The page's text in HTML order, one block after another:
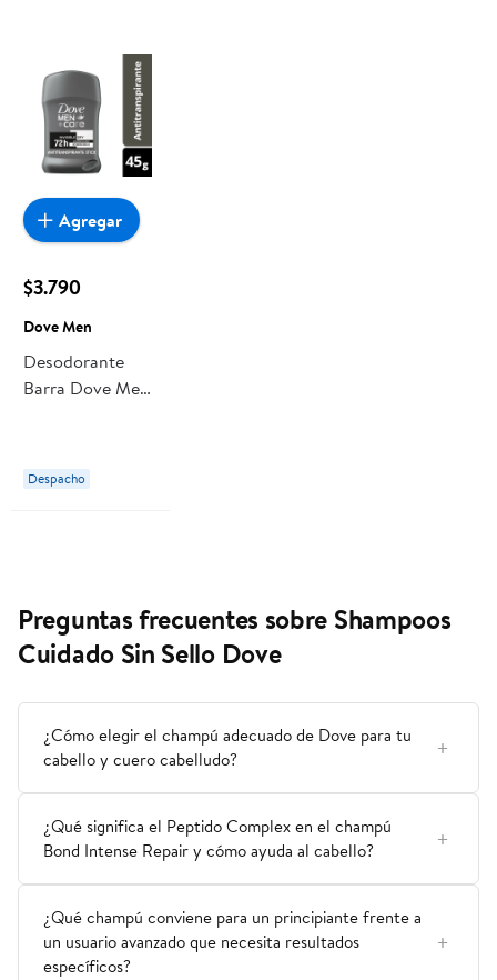
$3.790
Dove Men
Desodorante
Barra Dove Men
Despacho
Agregar
Preguntas frecuentes sobre Shampoos
Cuidado Sin Sello Dove
¿Cómo elegir el champú adecuado de Dove para tu
cabello y cuero cabelludo?
¿Qué significa el Peptido Complex en el champú
Bond Intense Repair y cómo ayuda al cabello?
¿Qué champú conviene para un principiante frente a
un usuario avanzado que necesita resultados
específicos?